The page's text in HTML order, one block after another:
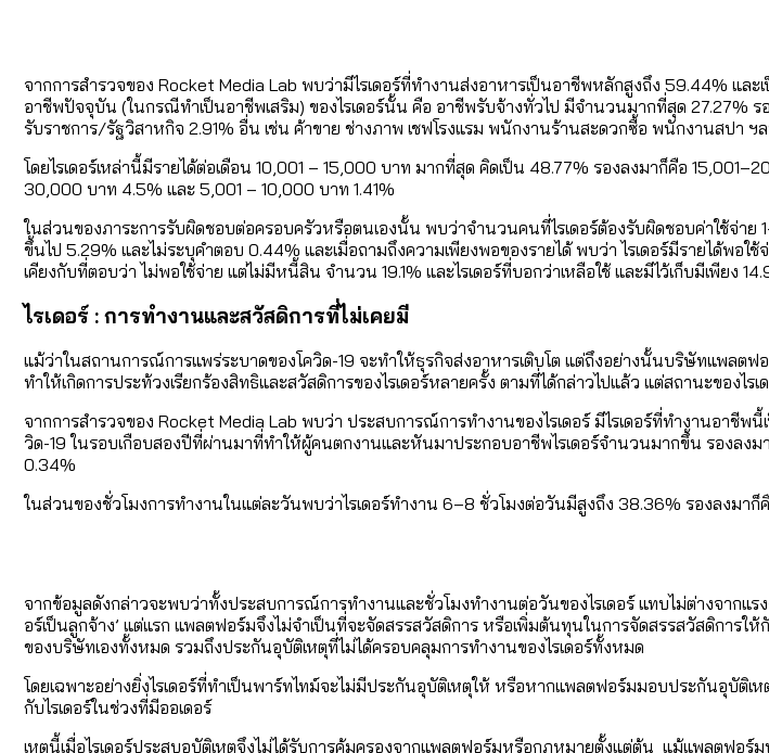
จากการสำรวจของ Rocket Media Lab พบว่ามีไรเดอร์ที่ทำงานส่งอาหารเป็นอาชีพหลักสูงถึง 59.44% แ
อาชีพปัจจุบัน (ในกรณีทำเป็นอาชีพเสริม) ของไรเดอร์นั้น คือ อาชีพรับจ้างทั่วไป มีจำนวนมากที่สุด 27.27%
รับราชการ/รัฐวิสาหกิจ 2.91% อื่น เช่น ค้าขาย ช่างภาพ เชฟโรงแรม พนักงานร้านสะดวกซื้อ พนักงานสปา ฯ
โดยไรเดอร์เหล่านี้มีรายได้ต่อเดือน 10,001 – 15,000 บาท มากที่สุด คิดเป็น 48.77% รองลงมาก็คือ
30,000 บาท 4.5% และ 5,001 – 10,000 บาท 1.41%
ในส่วนของภาระการรับผิดชอบต่อครอบครัวหรือตนเองนั้น พบว่าจำนวนคนที่ไรเดอร์ต้องรับผิดชอบค่าใช้จ่า
ขึ้นไป 5.29% และไม่ระบุคำตอบ 0.44% และเมื่อถามถึงความเพียงพอของรายได้ พบว่า ไรเดอร์มีรายได้พ
เคียงกับที่ตอบว่า ไม่พอใช้จ่าย แต่ไม่มีหนี้สิน จำนวน 19.1% และไรเดอร์ที่บอกว่าเหลือใช้ และมีไว้เก็บมีเพียง
ไรเดอร์ : การทำงานและสวัสดิการที่ไม่เคยมี
แม้ว่าในสถานการณ์การแพร่ระบาดของโควิด-19 จะทำให้ธุรกิจส่งอาหารเติบโต แต่ถึงอย่างนั้นบริษัทแพลตฟ
ทำให้เกิดการประท้วงเรียกร้องสิทธิและสวัสดิการของไรเดอร์หลายครั้ง ตามที่ได้กล่าวไปแล้ว แต่สถานะของไรเ
จากการสำรวจของ Rocket Media Lab พบว่า ประสบการณ์การทำงานของไรเดอร์ มีไรเดอร์ที่ทำงานอาชีพ
วิด-19 ในรอบเกือบสองปีที่ผ่านมาที่ทำให้ผู้คนตกงานและหันมาประกอบอาชีพไรเดอร์จำนวนมากขึ้น รองลง
0.34%
ในส่วนของชั่วโมงการทำงานในแต่ละวันพบว่าไรเดอร์ทำงาน 6–8 ชั่วโมงต่อวันมีสูงถึง 38.36% รองลงมา
จากข้อมูลดังกล่าวจะพบว่าทั้งประสบการณ์การทำงานและชั่วโมงทำงานต่อวันของไรเดอร์ แทบไม่ต่างจากแ
อร์เป็นลูกจ้าง’ แต่แรก แพลตฟอร์มจึงไม่จำเป็นที่จะจัดสรรสวัสดิการ หรือเพิ่มต้นทุนในการจัดสรรสวัสดิการใ
ของบริษัทเองทั้งหมด รวมถึงประกันอุบัติเหตุที่ไม่ได้ครอบคลุมการทำงานของไรเดอร์ทั้งหมด
โดยเฉพาะอย่างยิ่งไรเดอร์ที่ทำเป็นพาร์ทไทม์จะไม่มีประกันอุบัติเหตุให้ หรือหากแพลตฟอร์มมอบประกันอุบัติ
กับไรเดอร์ในช่วงที่มีออเดอร์
เหตุนี้เมื่อไรเดอร์ประสบอุบัติเหตุจึงไม่ได้รับการคุ้มครองจากแพลตฟอร์มหรือกฎหมายตั้งแต่ต้น แม้แพลตฟอ